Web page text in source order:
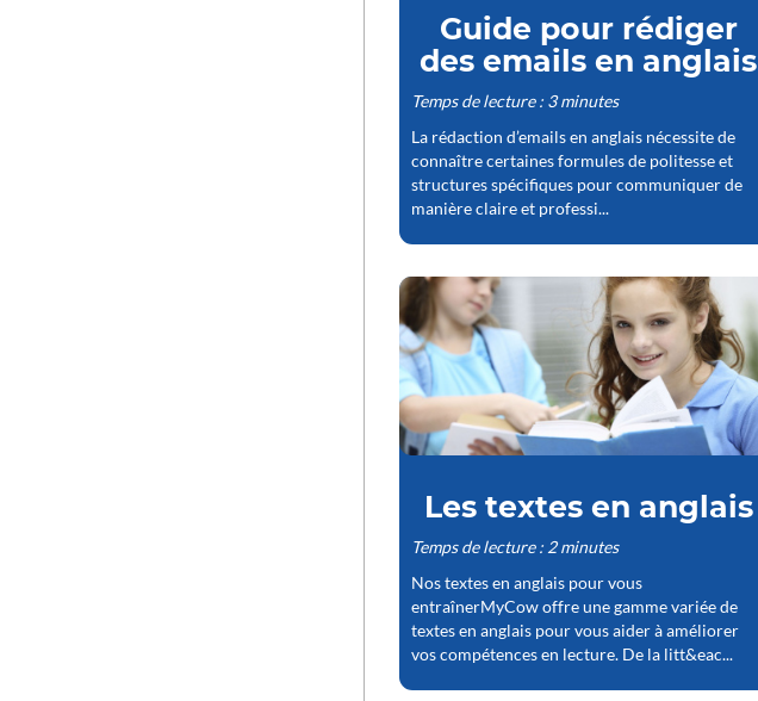
Guide pour rédiger
des emails en anglais
Temps de lecture : 3 minutes
La rédaction d’emails en anglais nécessite de
connaître certaines formules de politesse et
structures spécifiques pour communiquer de
manière claire et professi...
Les textes en anglais
Temps de lecture : 2 minutes
Nos textes en anglais pour vous
entraînerMyCow offre une gamme variée de
textes en anglais pour vous aider à améliorer
vos compétences en lecture. De la litt&eac...